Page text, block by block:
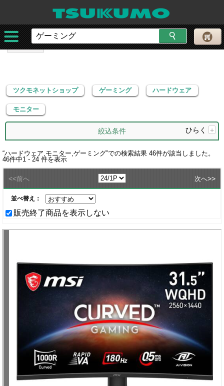
ツクモネットショップ
ハードウェア
モニター
ツクモネットショップ ゲーミング ハードウェア
モニター
絞込条件 ひらく +
“ハードウェア,モニター,ゲーミング”での検索結果 46件が該当しました。
46件中1 - 24 件を表示
<<前へ 次へ>>
並べ替え：
販売終了商品を表示しない